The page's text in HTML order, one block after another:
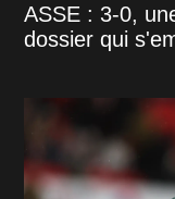
ASSE : 3-0,
dossier qui